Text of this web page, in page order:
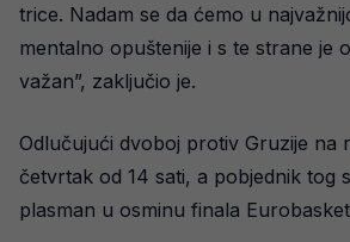
trice. Nadam se da ćemo u
mentalno opuštenije i s te strane je
važan”, zaključio je.
Odlučujući dvoboj protiv Gruzije na
četvrtak od 14 sati, a pobjednik tog
plasman u osminu finala